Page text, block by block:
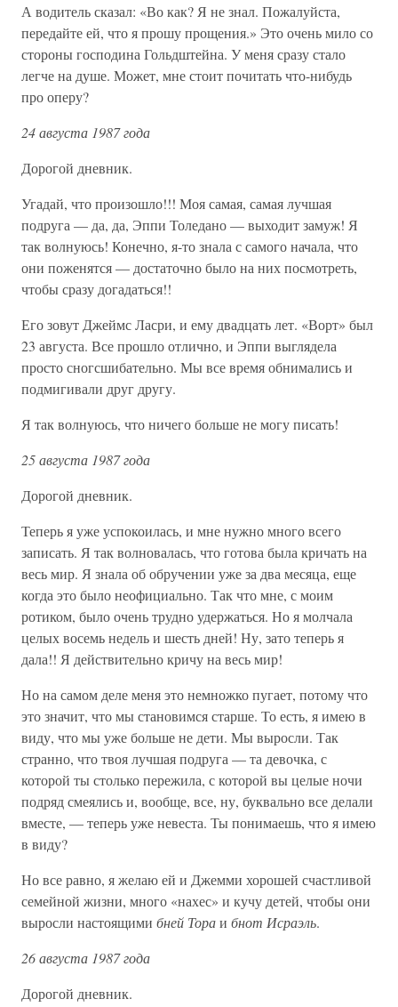
А водитель сказал: «Во как? Я не знал. Пожалуйста,
передайте ей, что я прошу прощения.» Это очень мило со
стороны господина Гольдштейна. У меня сразу стало
легче на душе. Может, мне стоит почитать что-нибудь
про оперу?
24 августа 1987 года
Дорогой дневник.
Угадай, что произошло!!! Моя самая, самая лучшая
подруга — да, да, Эппи Толедано — выходит замуж! Я
так волнуюсь! Конечно, я-то знала с самого начала, что
они поженятся — достаточно было на них посмотреть,
чтобы сразу догадаться!!
Его зовут Джеймс Ласри, и ему двадцать лет. «Ворт» был
23 августа. Все прошло отлично, и Эппи выглядела
просто сногсшибательно. Мы все время обнимались и
подмигивали друг другу.
Я так волнуюсь, что ничего больше не могу писать!
25 августа 1987 года
Дорогой дневник.
Теперь я уже успокоилась, и мне нужно много всего
записать. Я так волновалась, что готова была кричать на
весь мир. Я знала об обручении уже за два месяца, еще
когда это было неофициально. Так что мне, с моим
ротиком, было очень трудно удержаться. Но я молчала
целых восемь недель и шесть дней! Ну, зато теперь я
дала!! Я действительно кричу на весь мир!
Но на самом деле меня это немножко пугает, потому что
это значит, что мы становимся старше. То есть, я имею в
виду, что мы уже больше не дети. Мы выросли. Так
странно, что твоя лучшая подруга — та девочка, с
которой ты столько пережила, с которой вы целые ночи
подряд смеялись и, вообще, все, ну, буквально все делали
вместе, — теперь уже невеста. Ты понимаешь, что я имею
в виду?
Но все равно, я желаю ей и Джемми хорошей счастливой
семейной жизни, много «нахес» и кучу детей, чтобы они
выросли настоящими бней Тораи бнот Исраэль.
26 августа 1987 года
Дорогой дневник.